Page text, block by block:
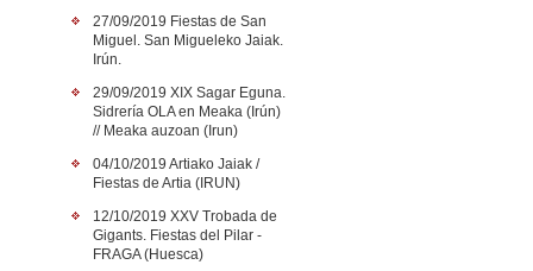
27/09/2019 Fiestas de San
Miguel. San Migueleko Jaiak.
Irún.
29/09/2019 XIX Sagar Eguna.
Sidrería OLA en Meaka (Irún)
// Meaka auzoan (Irun)
04/10/2019 Artiako Jaiak /
Fiestas de Artia (IRUN)
12/10/2019 XXV Trobada de
Gigants. Fiestas del Pilar -
FRAGA (Huesca)